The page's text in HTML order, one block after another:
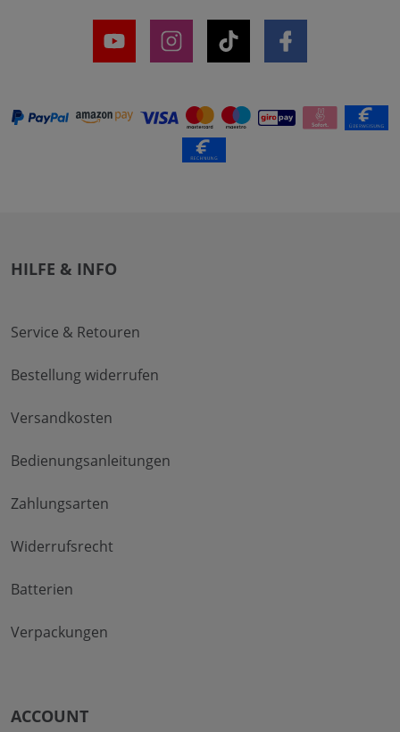
HILFE & INFO
Service & Retouren
Bestellung widerrufen
Versandkosten
Bedienungsanleitungen
Zahlungsarten
Widerrufsrecht
Batterien
Verpackungen
ACCOUNT